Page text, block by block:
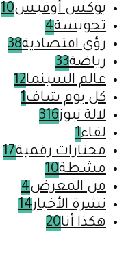
بوكس أوفيس10
تحويسة4
رؤى اقتصادية38
رياضة33
عالم السينما12
كل يوم شاف1
لالة نيوز316
لقاء1
مختارات رقمية17
مشطة10
من المعرض4
نشرة الأخبار14
هكذا أنا20